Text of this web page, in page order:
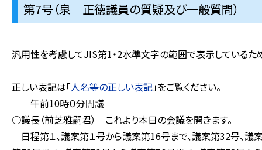
第7号（泉 正徳議員の質疑及び一般質問）
汎用性を考慮してJIS第1・2水準文字の範囲で表示しているた
正しい表記は「人名等の正しい表記」をご覧ください。
午前10時０分開議
○議長（前芝雅嗣君） これより本日の会議を開きます。
日程第１、議案第１号から議案第16号まで、議案第32号、